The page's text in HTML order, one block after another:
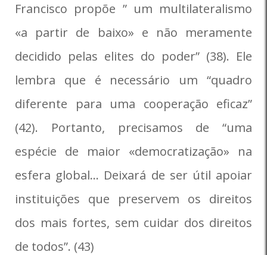
Francisco propõe ” um multilateralismo
«a partir de baixo» e não meramente
decidido pelas elites do poder” (38). Ele
lembra que é necessário um “quadro
diferente para uma cooperação eficaz”
(42). Portanto, precisamos de “uma
espécie de maior «democratização» na
esfera global… Deixará de ser útil apoiar
instituições que preservem os direitos
dos mais fortes, sem cuidar dos direitos
de todos”. (43)